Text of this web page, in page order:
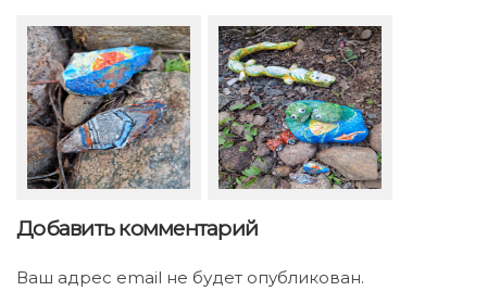
Добавить комментарий
Ваш адрес email не будет опубликован.